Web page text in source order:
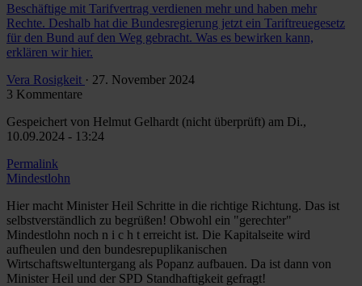
Beschäftige mit Tarifvertrag verdienen mehr und haben mehr
Rechte. Deshalb hat die Bundesregierung jetzt ein Tariftreuegesetz
für den Bund auf den Weg gebracht. Was es bewirken kann,
erklären wir hier.
Vera Rosigkeit · 27. November 2024
3 Kommentare
Gespeichert von Helmut Gelhardt (nicht überprüft) am Di.,
10.09.2024 - 13:24
Permalink
Mindestlohn
Hier macht Minister Heil Schritte in die richtige Richtung. Das ist
selbstverständlich zu begrüßen! Obwohl ein "gerechter"
Mindestlohn noch n i c h t erreicht ist. Die Kapitalseite wird
aufheulen und den bundesrepuplikanischen
Wirtschaftsweltuntergang als Popanz aufbauen. Da ist dann von
Minister Heil und der SPD Standhaftigkeit gefragt!